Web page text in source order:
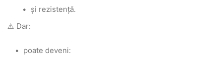
și rezistență.
⚠️ Dar:
poate deveni: